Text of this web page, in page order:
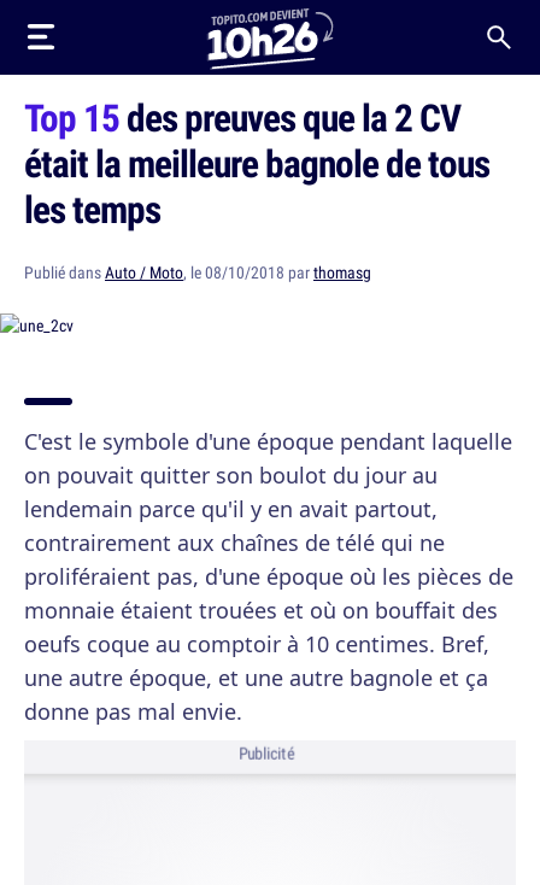
Top 15des preuves que la 2 CV
était la meilleure bagnole de tous
les temps
Publié dansAuto / Moto, le 08/10/2018 parthomasg
C'est le symbole d'une époque pendant laquelle
on pouvait quitter son boulot du jour au
lendemain parce qu'il y en avait partout,
contrairement aux chaînes de télé qui ne
proliféraient pas, d'une époque où les pièces de
monnaie étaient trouées et où on bouffait des
oeufs coque au comptoir à 10 centimes. Bref,
une autre époque, et une autre bagnole et ça
donne pas mal envie.
Publicité